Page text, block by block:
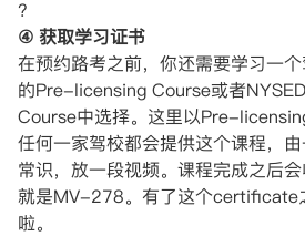
?
④ 获取学习证书
在预约路考之前，你还需要学习一
的Pre-licensing Course或者
Course中选择。这里以Pre-
任何一家驾校都会提供这个课程，
常识，放一段视频。课程完成之后
就是MV-278。有了这个certificate
啦。